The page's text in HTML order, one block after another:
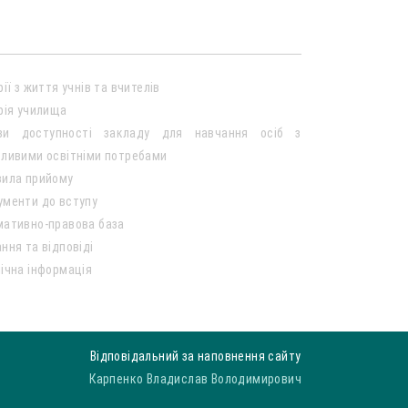
з життя учнів та вчителів
училища
доступності закладу для навчання осіб з
освітніми потребами
прийому
до вступу
правова база
та відповіді
інформація
Відповідальний за наповнення сайту
Карпенко Владислав Володимирович